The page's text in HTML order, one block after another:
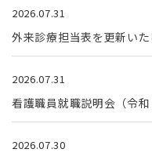
2026.07.31
外来診療担当表を更新い
2026.07.31
看護職員就職説明会（令
2026.07.30